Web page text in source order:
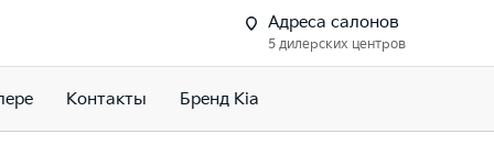
Адреса салонов
5 дилерских центров
Контакты Бренд Kia